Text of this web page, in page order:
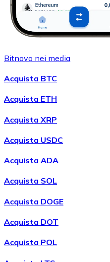
Bitnovo nei media
Acquista BTC
Acquista ETH
Acquista XRP
Acquista USDC
Acquista ADA
Acquista SOL
Acquista DOGE
Acquista DOT
Acquista POL